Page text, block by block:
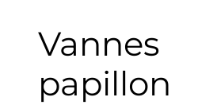
Vannes
papillon